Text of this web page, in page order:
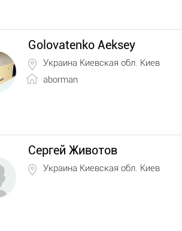
Golovatenko Aeksey
Украина Киевская обл. Киев
aborman
Сергей Животов
Украина Киевская обл. Киев